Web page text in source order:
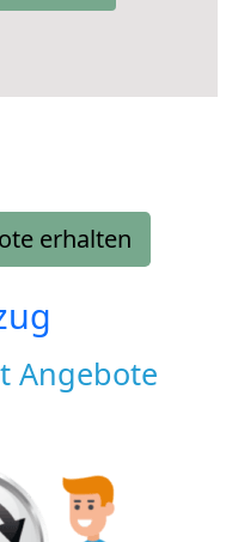
erhalten
Angebote